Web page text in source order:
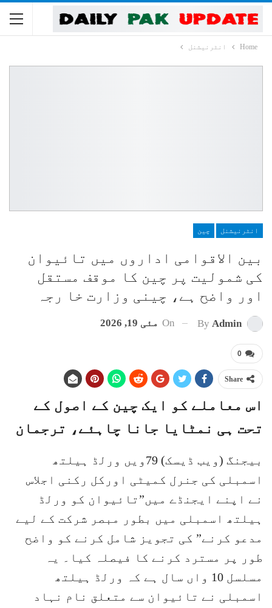
Home انٹرنیشنل
انٹرنیشنل چین
بین الاقوامی اداروں میں تائیوان
کی شمولیت پر چین کا موقف مستقل
اور واضح ہے، چینی وزارت خا رجہ
By Admin
On مئی 19, 2026
0
Share
اس معاملے کو ایک چین کے اصول کے
تحت ہی نمٹایا جانا چاہئے، ترجمان
بیجنگ (ویب ڈیسک) 79ویں ورلڈ ہیلتھ
اسمبلی کی جنرل کمیٹی اورکل رکنی اجلاس
نے اپنے ایجنڈے میں”تائیوان کو ورلڈ
ہیلتھ اسمبلی میں بطور مبصر شرکت کے لیے
مدعو کرنے” کی تجویز شامل کرنے کو واضح
طور پر مسترد کرنے کا فیصلہ کیا۔ یہ
مسلسل 10 واں سال ہے کہ ورلڈ ہیلتھ
اسمبلی نے تائیوان سے متعلق نام نہاد